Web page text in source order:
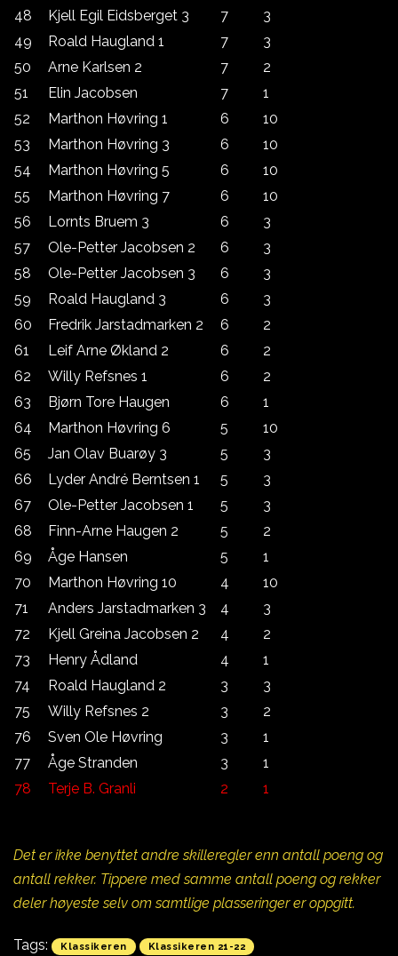
48
Kjell Egil Eidsberget 3 7
3
49
Roald Haugland 1 7
3
50
Arne Karlsen 2 7
2
51
Elin Jacobsen 7
1
52
Marthon Høvring 1 6
10
53
Marthon Høvring 3 6
10
54
Marthon Høvring 5 6
10
55
Marthon Høvring 7 6
10
56
Lornts Bruem 3 6
3
57
Ole-Petter Jacobsen 2 6
3
58
Ole-Petter Jacobsen 3 6
3
59
Roald Haugland 3 6
3
60
Fredrik Jarstadmarken 2 6
2
61
Leif Arne Økland 2 6
2
62
Willy Refsnes 1 6
2
63
Bjørn Tore Haugen 6
1
64
Marthon Høvring 6 5
10
65
Jan Olav Buarøy 3 5
3
66
Lyder André Berntsen 1 5
3
67
Ole-Petter Jacobsen 1 5
3
68
Finn-Arne Haugen 2 5
2
69
Åge Hansen 5
1
70
Marthon Høvring 10 4
10
71
Anders Jarstadmarken 3 4
3
72
Kjell Greina Jacobsen 2 4
2
73
Henry Ådland 4
1
74
Roald Haugland 2 3
3
75
Willy Refsnes 2 3
2
76
Sven Ole Høvring 3
1
77
Åge Stranden 3
1
78
Terje B. Granli 2 1
Det er ikke benyttet andre skilleregler enn antall poeng og
antall rekker. Tippere med samme antall poeng og rekker
deler høyeste selv om samtlige plasseringer er oppgitt.
Tags: Klassikeren Klassikeren 21-22